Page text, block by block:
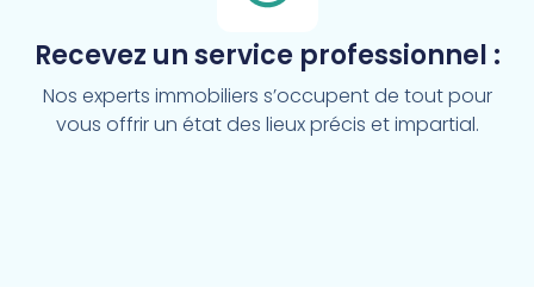
Recevez un service professionnel :
Nos experts immobiliers s’occupent de tout pour
vous offrir un état des lieux précis et impartial.